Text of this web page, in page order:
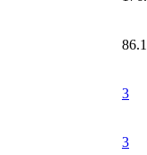
86.1
3
3